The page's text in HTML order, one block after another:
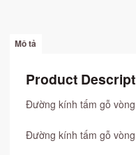
Mô tả
Product
Đường kính tấm gỗ
Đường kính tấm gỗ